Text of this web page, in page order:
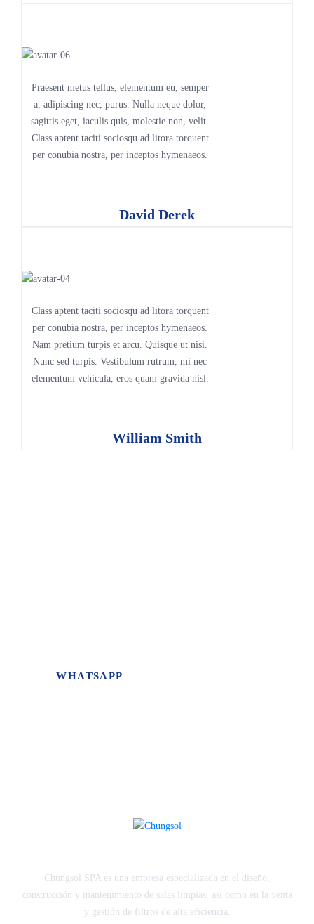
Praesent metus tellus, elementum eu, semper
a, adipiscing nec, purus. Nulla neque dolor,
sagittis eget, iaculis quis, molestie non, velit.
Class aptent taciti sociosqu ad litora torquent
per conubia nostra, per inceptos hymenaeos.
David Derek
Class aptent taciti sociosqu ad litora torquent
per conubia nostra, per inceptos hymenaeos.
Nam pretium turpis et arcu. Quisque ut nisi.
Nunc sed turpis. Vestibulum rutrum, mi nec
elementum vehicula, eros quam gravida nisl.
William Smith
WHATSAPP
Chungsol SPA es una empresa especializada en el diseño,
construcción y mantenimiento de salas limpias, así como en la venta
y gestión de filtros de alta eficiencia.